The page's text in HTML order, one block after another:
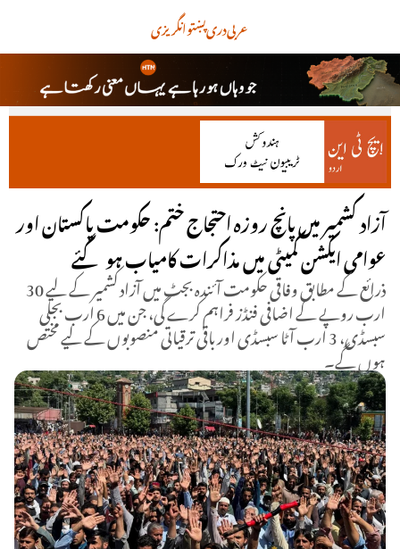
انگریزیپښتودریعربی
آزاد کشمیر میں پانچ روزہ احتجاج ختم: حکومت پاکستان اور
عوامی ایکشن کمیٹی میں مذاکرات کامیاب ہو گئے
ذرائع کے مطابق وفاقی حکومت آئندہ بجٹ میں آزاد کشمیر کے لیے 30
ارب روپے کے اضافی فنڈز فراہم کرے گی، جن میں 6 ارب بجلی
سبسڈی، 3 ارب آٹا سبسڈی اور باقی ترقیاتی منصوبوں کے لیے مختص
ہوں گے۔